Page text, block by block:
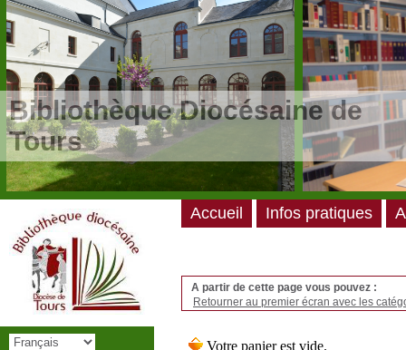
/**/
Bibliothèque Diocésaine de
Tours
A partir de cette page vous pouvez :
Retourner au premier écran avec les
Accueil Infos pratiques